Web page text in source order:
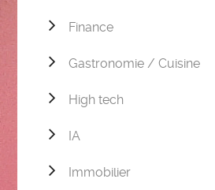
Finance
Gastronomie / Cuisine
High tech
IA
Immobilier